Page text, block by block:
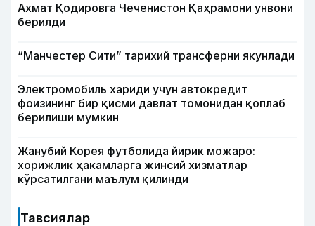
Ахмат Қодировга Чеченистон Қаҳрамони унвони
берилди
“Манчестер Сити” тарихий трансферни якунлади
Электромобиль хариди учун автокредит
фоизининг бир қисми давлат томонидан қоплаб
берилиши мумкин
Жанубий Корея футболида йирик можаро:
хорижлик ҳакамларга жинсий хизматлар
кўрсатилгани маълум қилинди
Тавсиялар